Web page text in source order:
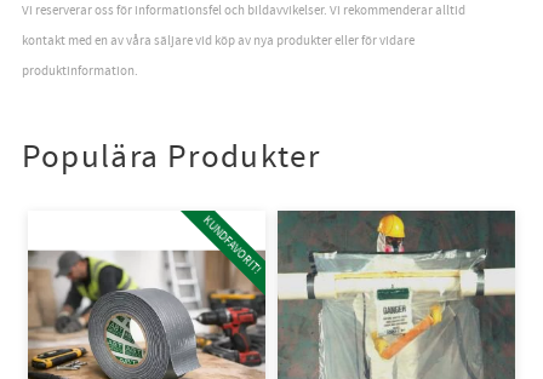
Vi reserverar oss för informationsfel och bildavvikelser. Vi rekommenderar alltid
kontakt med en av våra säljare vid köp av nya produkter eller för vidare
produktinformation.
Populära Produkter
KUNDFAVORIT!